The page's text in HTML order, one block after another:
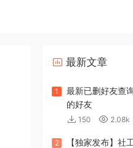
最新文章
1
最新已删好友查
的好友
150 2.08k
2
【独家发布】社